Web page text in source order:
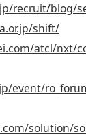
recruit/blog/
shift/
atcl/nxt/
event/
solution/